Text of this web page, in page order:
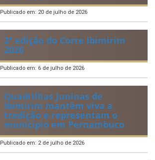
Publicado em: 20 de julho de 2026
2ª edição do Corre Ibimirim
2026
Publicado em: 6 de julho de 2026
Quadrilhas Juninas de
Ibimirim mantêm viva a
tradição e representam o
munícipio em Pernambuco
Publicado em: 2 de julho de 2026